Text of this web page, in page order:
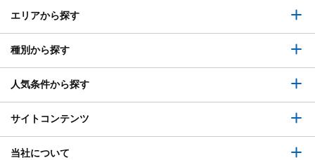
エリアから探す
種別から探す
人気条件から探す
サイトコンテンツ
当社について